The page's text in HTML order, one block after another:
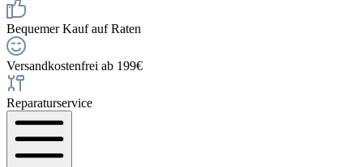
Bequemer Kauf auf Raten
Versandkostenfrei ab 199€
Reparaturservice